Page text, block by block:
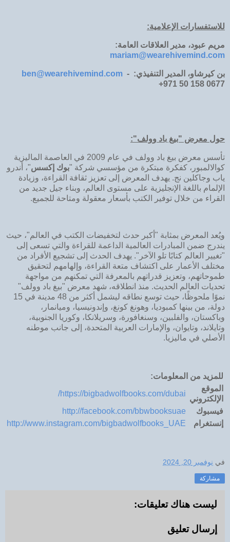
للاستفسارات الإعلامية:
مريم عبود، مدير العلاقات العامة:
mariam@wearehivemind.com
بن كيرشاو، المدير التنفيذي: ben@wearehivemind.com -
+971 50 158 0677
حول معرض "بيغ باد وولف":
تأسس معرض بيغ باد وولف في عام 2009 في العاصمة الماليزية
كوالالمبور، كفكرة مبتكرة من مؤسسي شركة "بوك إكسس"، أندرو
ياب وجاكلين نج. يهدف المعرض إلى تعزيز ثقافة القراءة، وزيادة
الإلمام باللغة الإنجليزية على مستوى العالم، وبناء جيل جديد من
القراء من خلال توفير الكتب بأسعار معقولة ومتاحة للجميع.
ويُعد المعرض بمثابة "أكبر حدث لتخفيضات الكتب في العالم"، حيث
يندرج ضمن المبادرات العالمية الداعمة للقراءة والتي تسعى إلى
"تغيير العالم كتابًا تلو الآخر". يهدف الحدث إلى تشجيع الأفراد من
مختلف الأعمار على اكتشاف متعة القراءة، وإلهامهم لتحقيق
طموحاتهم، وتعزيز قدراتهم بالمعرفة التي تمكنهم من مواجهة
تحديات العالم الحديث. منذ انطلاقه، شهد معرض "بيغ باد وولف"
نموًا ملحوظًا، حيث توسع نطاقه ليشمل أكثر من 48 مدينة في 15
دولة، من بينها كمبوديا، وهونغ كونغ، وإندونيسيا، وميانمار،
وباكستان، والفلبين، وسنغافورة، وسريلانكا، وكوريا الجنوبية،
وتايلاند، وتايوان، والإمارات العربية المتحدة، إلى جانب موطنه
الأصلي في ماليزيا.
للمزيد من المعلومات:
الموقع
الإلكتروني
https://bigbadwolfbooks.com/dubai/
فيسبوك
http://facebook.com/bbwbooksuae
إنستغرام
http://www.instagram.com/bigbadwolfbooks_UAE
في نوفمبر 20, 2024
مشاركة
ليست هناك تعليقات:
إرسال تعليق